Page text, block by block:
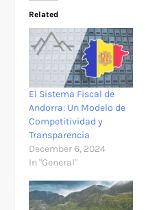
Related
El Sistema Fiscal de
Andorra: Un Modelo de
Competitividad y
Transparencia
December 6, 2024
In "General"